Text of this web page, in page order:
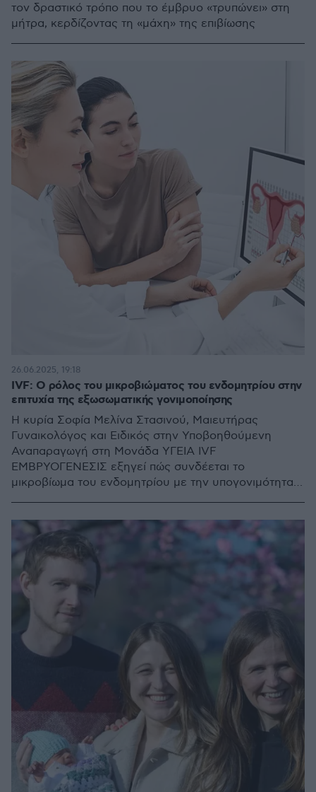
τον δραστικό τρόπο που το έμβρυο «τρυπώνει» στη
μήτρα, κερδίζοντας τη «μάχη» της επιβίωσης
IVF: Ο ρόλος του μικροβιώματος του ενδομητρίου στην
επιτυχία της εξωσωματικής γονιμοποίησης
Η κυρία Σοφία Μελίνα Στασινού, Μαιευτήρας
Γυναικολόγος και Ειδικός στην Υποβοηθούμενη
Αναπαραγωγή στη Μονάδα ΥΓΕΙΑ IVF
ΕΜΒΡΥΟΓΕΝΕΣΙΣ εξηγεί πώς συνδέεται το
μικροβίωμα του ενδομητρίου με την υπογονιμότητα,
26.06.2025, 19:18